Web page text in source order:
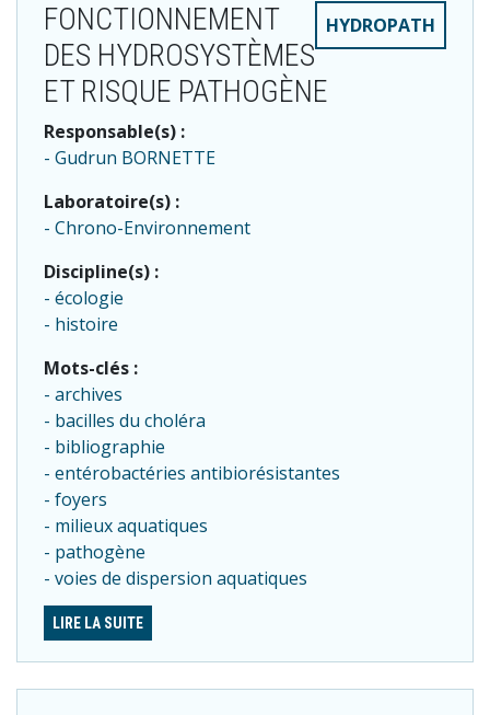
HYDROPATH
FONCTIONNEMENT
DES HYDROSYSTÈMES
ET RISQUE PATHOGÈNE
Responsable(s) :
Gudrun BORNETTE
Laboratoire(s) :
Chrono-Environnement
Discipline(s) :
écologie
histoire
Mots-clés :
archives
bacilles du choléra
bibliographie
entérobactéries antibiorésistantes
foyers
milieux aquatiques
pathogène
voies de dispersion aquatiques
LIRE LA SUITE